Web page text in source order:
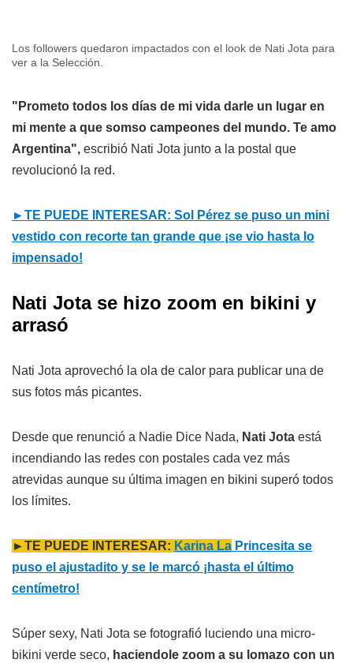
Los followers quedaron impactados con el look de Nati Jota para
ver a la Selección.
"Prometo todos los días de mi vida darle un lugar en
mi mente a que somso campeones del mundo. Te amo
Argentina", escribió Nati Jota junto a la postal que
revolucionó la red.
►TE PUEDE INTERESAR: Sol Pérez se puso un mini
vestido con recorte tan grande que ¡se vio hasta lo
impensado!
Nati Jota se hizo zoom en bikini y
arrasó
Nati Jota aprovechó la ola de calor para publicar una de
sus fotos más picantes.
Desde que renunció a Nadie Dice Nada, Nati Jota está
incendiando las redes con postales cada vez más
atrevidas aunque su última imagen en bikini superó todos
los límites.
►TE PUEDE INTERESAR: Karina La Princesita se
puso el ajustadito y se le marcó ¡hasta el último
centímetro!
Súper sexy, Nati Jota se fotografió luciendo una micro-
bikini verde seco, haciendole zoom a su lomazo con un